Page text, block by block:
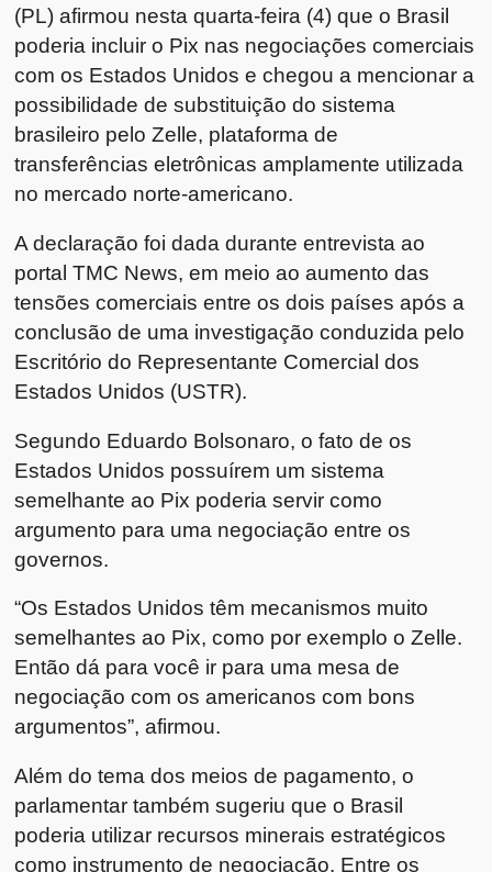
(PL) afirmou nesta quarta-feira (4) que o Brasil
poderia incluir o Pix nas negociações comerciais
com os Estados Unidos e chegou a mencionar a
possibilidade de substituição do sistema
brasileiro pelo Zelle, plataforma de
transferências eletrônicas amplamente utilizada
no mercado norte-americano.
A declaração foi dada durante entrevista ao
portal TMC News, em meio ao aumento das
tensões comerciais entre os dois países após a
conclusão de uma investigação conduzida pelo
Escritório do Representante Comercial dos
Estados Unidos (USTR).
Segundo Eduardo Bolsonaro, o fato de os
Estados Unidos possuírem um sistema
semelhante ao Pix poderia servir como
argumento para uma negociação entre os
governos.
“Os Estados Unidos têm mecanismos muito
semelhantes ao Pix, como por exemplo o Zelle.
Então dá para você ir para uma mesa de
negociação com os americanos com bons
argumentos”, afirmou.
Além do tema dos meios de pagamento, o
parlamentar também sugeriu que o Brasil
poderia utilizar recursos minerais estratégicos
como instrumento de negociação. Entre os